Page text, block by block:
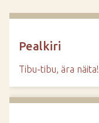
Pealkiri
Tibu-tibu, ära näita!